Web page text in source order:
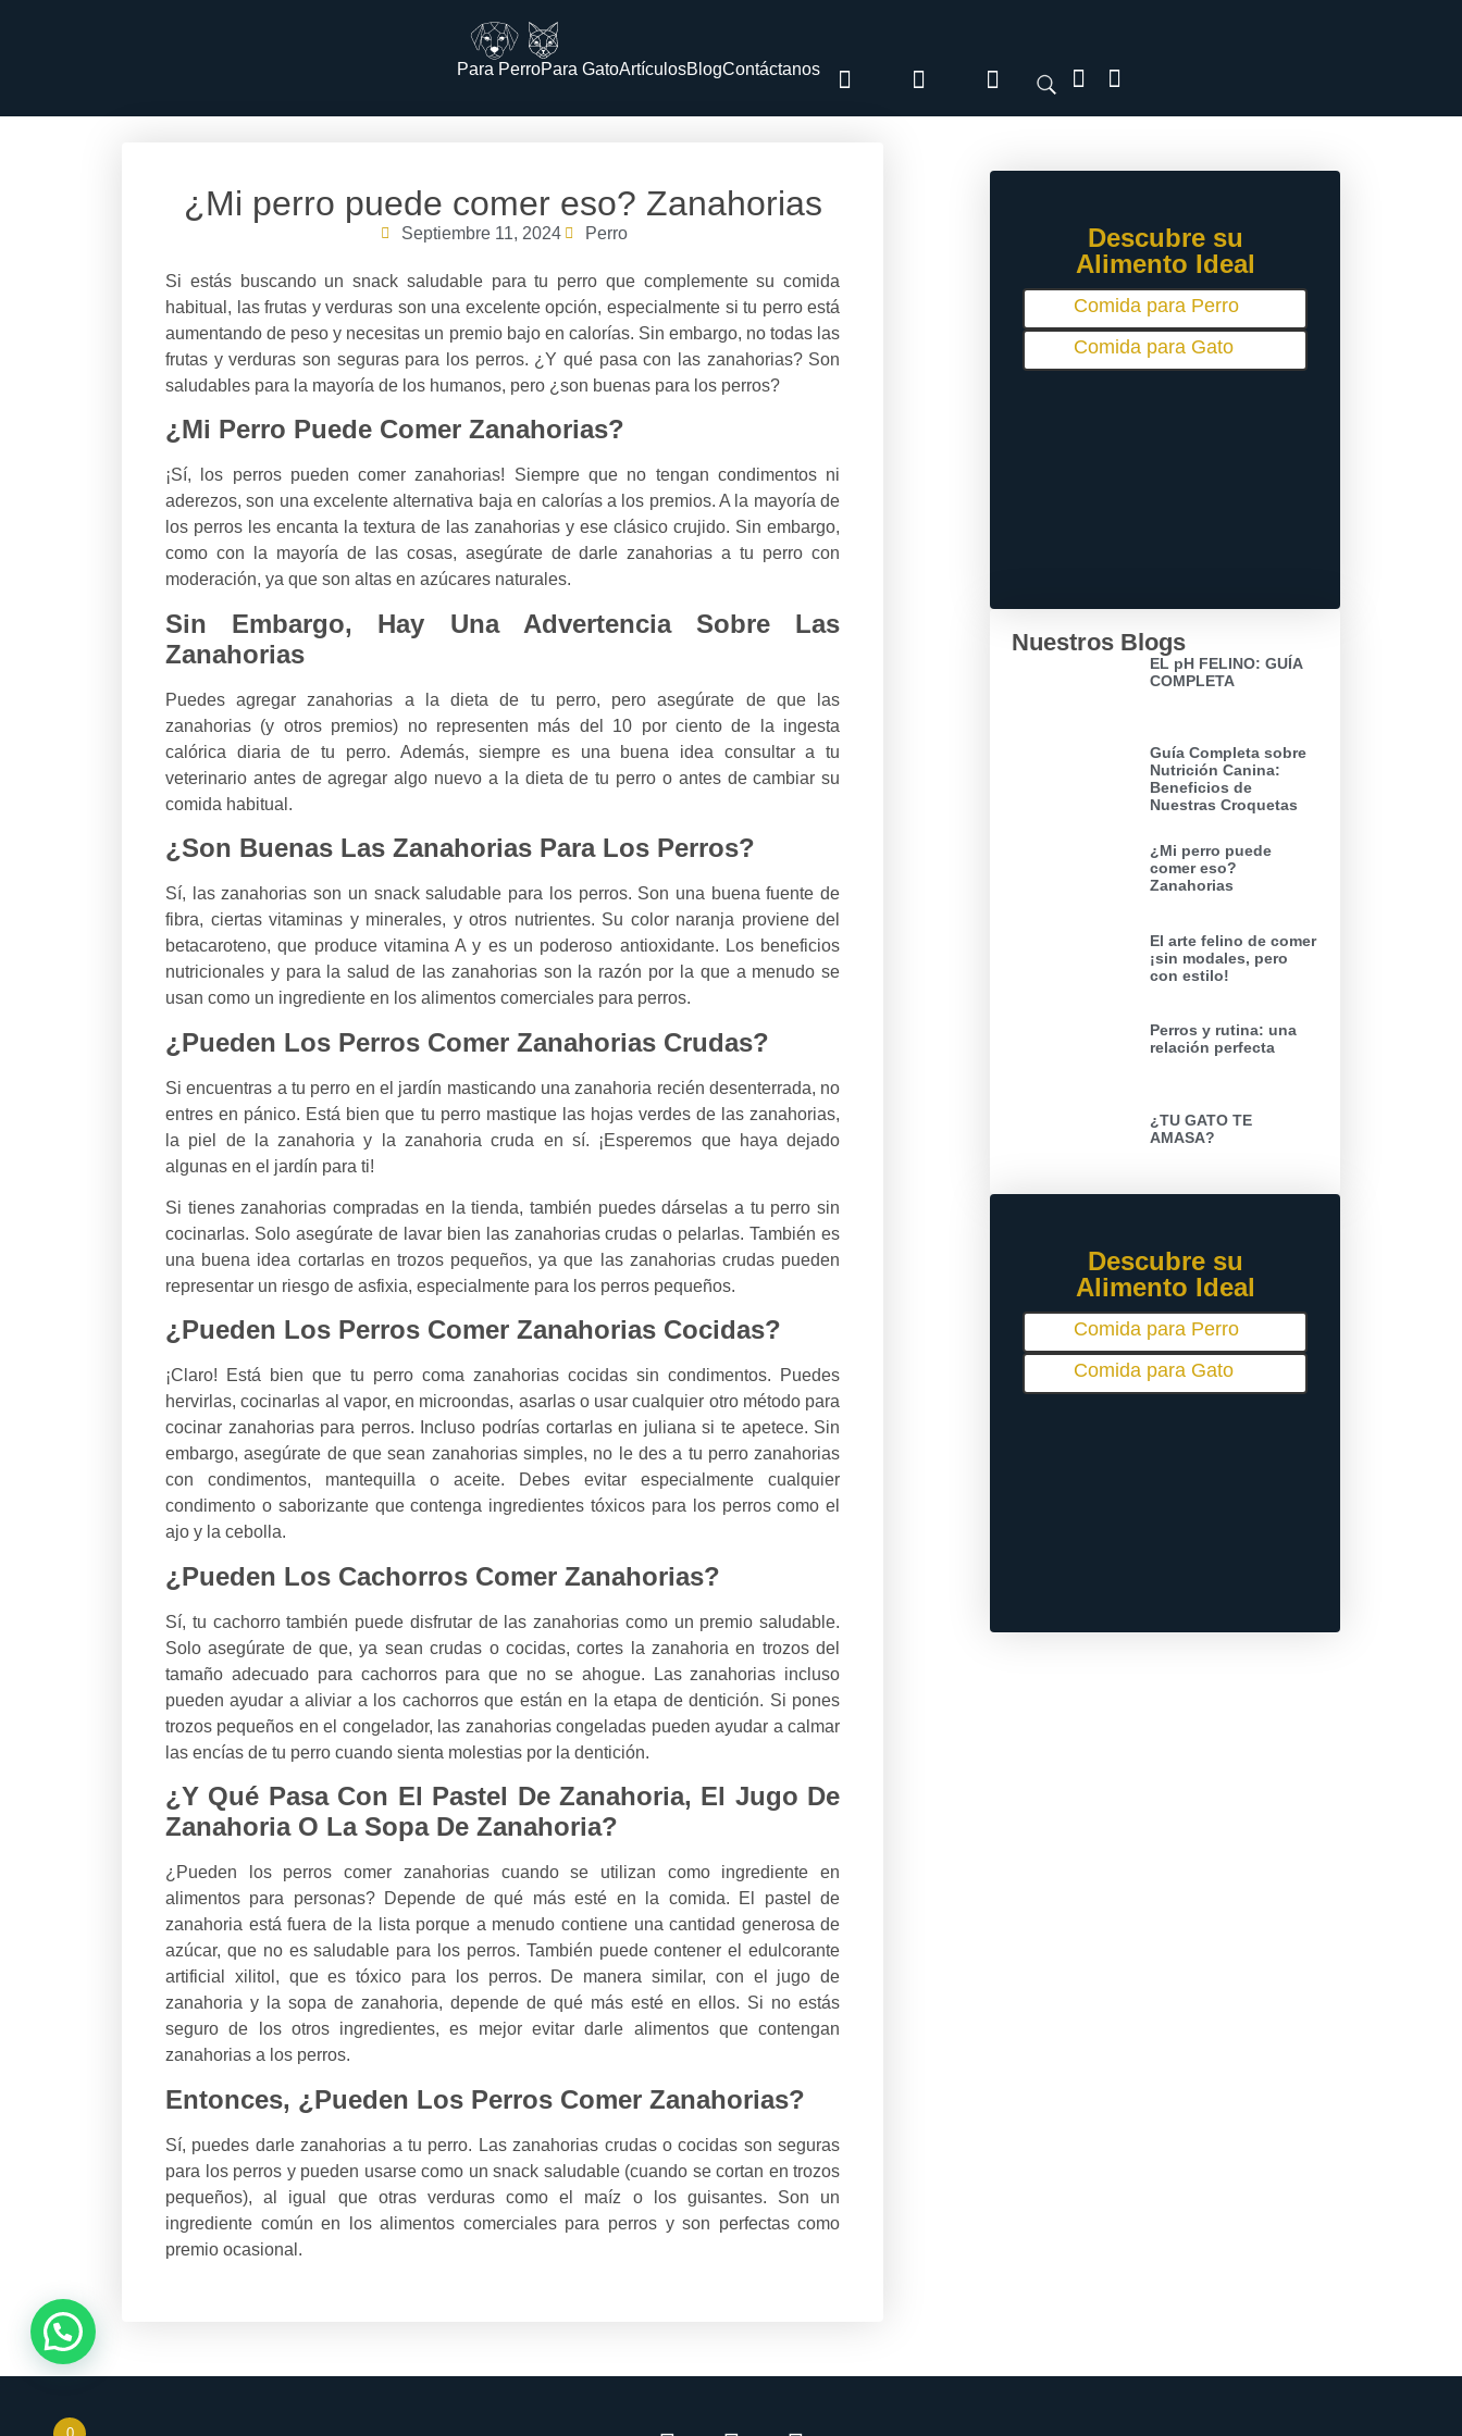
Para PerroPara GatoArtículosBlogContáctanos
¿Mi perro puede comer eso? Zanahorias
Septiembre 11, 2024 Perro
Si estás buscando un snack saludable para tu perro que complemente su comida
habitual, las frutas y verduras son una excelente opción, especialmente si tu perro está
aumentando de peso y necesitas un premio bajo en calorías. Sin embargo, no todas las
frutas y verduras son seguras para los perros. ¿Y qué pasa con las zanahorias? Son
saludables para la mayoría de los humanos, pero ¿son buenas para los perros?
¿Mi Perro Puede Comer Zanahorias?
¡Sí, los perros pueden comer zanahorias! Siempre que no tengan condimentos ni
aderezos, son una excelente alternativa baja en calorías a los premios. A la mayoría de
los perros les encanta la textura de las zanahorias y ese clásico crujido. Sin embargo,
como con la mayoría de las cosas, asegúrate de darle zanahorias a tu perro con
moderación, ya que son altas en azúcares naturales.
Sin Embargo, Hay Una Advertencia Sobre Las
Zanahorias
Puedes agregar zanahorias a la dieta de tu perro, pero asegúrate de que las
zanahorias (y otros premios) no representen más del 10 por ciento de la ingesta
calórica diaria de tu perro. Además, siempre es una buena idea consultar a tu
veterinario antes de agregar algo nuevo a la dieta de tu perro o antes de cambiar su
comida habitual.
¿Son Buenas Las Zanahorias Para Los Perros?
Sí, las zanahorias son un snack saludable para los perros. Son una buena fuente de
fibra, ciertas vitaminas y minerales, y otros nutrientes. Su color naranja proviene del
betacaroteno, que produce vitamina A y es un poderoso antioxidante. Los beneficios
nutricionales y para la salud de las zanahorias son la razón por la que a menudo se
usan como un ingrediente en los alimentos comerciales para perros.
¿Pueden Los Perros Comer Zanahorias Crudas?
Si encuentras a tu perro en el jardín masticando una zanahoria recién desenterrada, no
entres en pánico. Está bien que tu perro mastique las hojas verdes de las zanahorias,
la piel de la zanahoria y la zanahoria cruda en sí. ¡Esperemos que haya dejado
algunas en el jardín para ti!
Si tienes zanahorias compradas en la tienda, también puedes dárselas a tu perro sin
cocinarlas. Solo asegúrate de lavar bien las zanahorias crudas o pelarlas. También es
una buena idea cortarlas en trozos pequeños, ya que las zanahorias crudas pueden
representar un riesgo de asfixia, especialmente para los perros pequeños.
¿Pueden Los Perros Comer Zanahorias Cocidas?
¡Claro! Está bien que tu perro coma zanahorias cocidas sin condimentos. Puedes
hervirlas, cocinarlas al vapor, en microondas, asarlas o usar cualquier otro método para
cocinar zanahorias para perros. Incluso podrías cortarlas en juliana si te apetece. Sin
embargo, asegúrate de que sean zanahorias simples, no le des a tu perro zanahorias
con condimentos, mantequilla o aceite. Debes evitar especialmente cualquier
condimento o saborizante que contenga ingredientes tóxicos para los perros como el
ajo y la cebolla.
¿Pueden Los Cachorros Comer Zanahorias?
Sí, tu cachorro también puede disfrutar de las zanahorias como un premio saludable.
Solo asegúrate de que, ya sean crudas o cocidas, cortes la zanahoria en trozos del
tamaño adecuado para cachorros para que no se ahogue. Las zanahorias incluso
pueden ayudar a aliviar a los cachorros que están en la etapa de dentición. Si pones
trozos pequeños en el congelador, las zanahorias congeladas pueden ayudar a calmar
las encías de tu perro cuando sienta molestias por la dentición.
¿Y Qué Pasa Con El Pastel De Zanahoria, El Jugo De
Zanahoria O La Sopa De Zanahoria?
¿Pueden los perros comer zanahorias cuando se utilizan como ingrediente en
alimentos para personas? Depende de qué más esté en la comida. El pastel de
zanahoria está fuera de la lista porque a menudo contiene una cantidad generosa de
azúcar, que no es saludable para los perros. También puede contener el edulcorante
artificial xilitol, que es tóxico para los perros. De manera similar, con el jugo de
zanahoria y la sopa de zanahoria, depende de qué más esté en ellos. Si no estás
seguro de los otros ingredientes, es mejor evitar darle alimentos que contengan
zanahorias a los perros.
Entonces, ¿Pueden Los Perros Comer Zanahorias?
Sí, puedes darle zanahorias a tu perro. Las zanahorias crudas o cocidas son seguras
para los perros y pueden usarse como un snack saludable (cuando se cortan en trozos
pequeños), al igual que otras verduras como el maíz o los guisantes. Son un
ingrediente común en los alimentos comerciales para perros y son perfectas como
premio ocasional.
Descubre su
Alimento Ideal
Comida para Perro
Comida para Gato
Nuestros Blogs
EL pH FELINO: GUÍA
COMPLETA
Guía Completa sobre
Nutrición Canina:
Beneficios de
Nuestras Croquetas
¿Mi perro puede
comer eso?
Zanahorias
El arte felino de comer
¡sin modales, pero
con estilo!
Perros y rutina: una
relación perfecta
¿TU GATO TE
AMASA?
Descubre su
Alimento Ideal
Comida para Perro
Comida para Gato